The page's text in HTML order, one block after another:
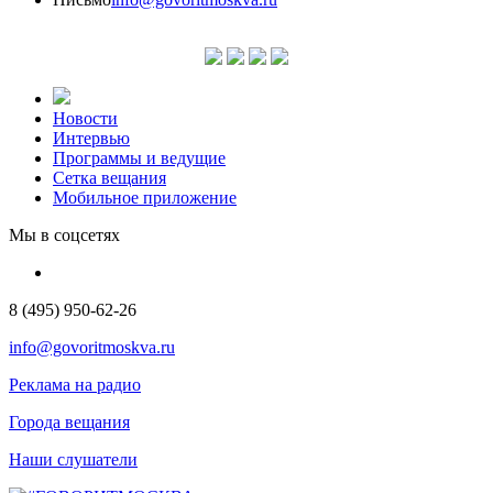
Новости
Интервью
Программы и ведущие
Сетка вещания
Мобильное приложение
Мы в соцсетях
8 (495) 950-62-26
info@govoritmoskva.ru
Реклама на радио
Города вещания
Наши слушатели